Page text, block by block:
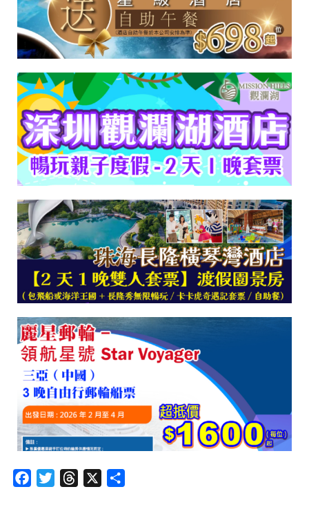
FacebookTwitterThreads